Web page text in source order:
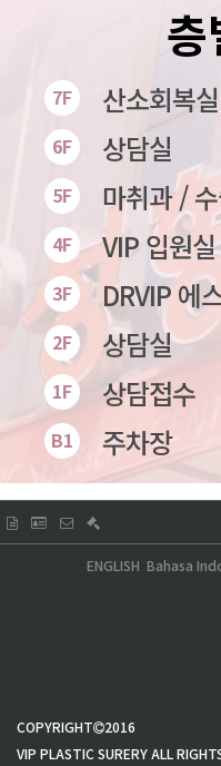
층
7F 산소회복실
6F 상담실
5F 마취과 /
4F VIP 입원실
3F DRVIP 에
2F 상담실
1F 상담접수
B1 주차장
Bahasa
ENGLISH
COPYRIGHT
2016
VIP PLASTIC SURERY ALL